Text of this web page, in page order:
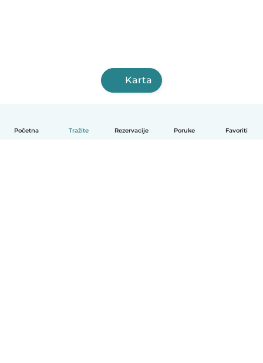
Početna Tražite Rezervacije Poruke Favoriti
Karta